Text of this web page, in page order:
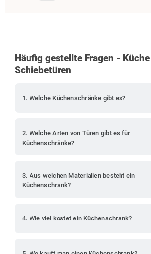
Häufig gestellte Fragen -
Schiebetüren
1. Welche Küchenschränke gibt es?
2. Welche Arten von Türen gibt es für
Küchenschränke?
3. Aus welchen Materialien besteht ein
Küchenschrank?
4. Wie viel kostet ein Küchenschrank?